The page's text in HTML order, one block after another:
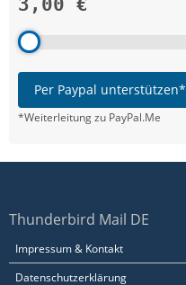
3,00 €
Per Paypal unterstützen*
*Weiterleitung zu PayPal.Me
Thunderbird Mail DE
Impressum & Kontakt
Datenschutzerklärung